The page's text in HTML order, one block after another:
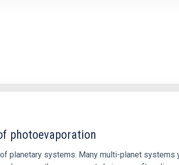
photoevaporation
planetary systems. Many multi-planet systems